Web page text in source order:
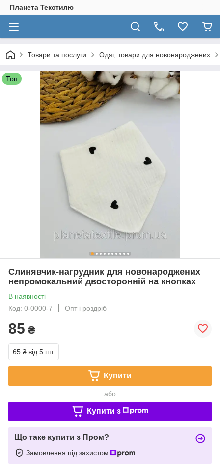
Планета Текстилю
Товари та послуги Одяг, товари для новонароджених
Топ
Слинявчик-нагрудник для новонароджених
непромокальний двосторонній на кнопках
В наявності
Код: 0-0000-7
Опт і роздріб
85 ₴
65 ₴ від 5 шт.
Купити
або
Купити з
Що таке купити з Пром?
Замовлення під захистом